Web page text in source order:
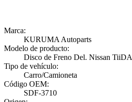
Marca:
KURUMA Autoparts
Modelo de producto:
Disco de Freno Del. Nissan TiiDA
Tipo de vehículo:
Carro/Camioneta
Código OEM:
SDF-3710